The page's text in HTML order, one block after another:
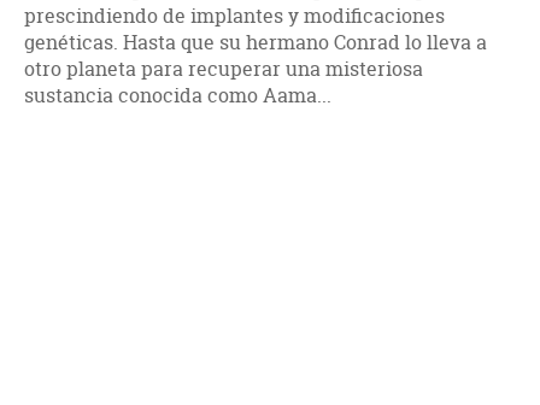
prescindiendo de implantes y modificaciones
genéticas. Hasta que su hermano Conrad lo lleva a
otro planeta para recuperar una misteriosa
sustancia conocida como Aama...